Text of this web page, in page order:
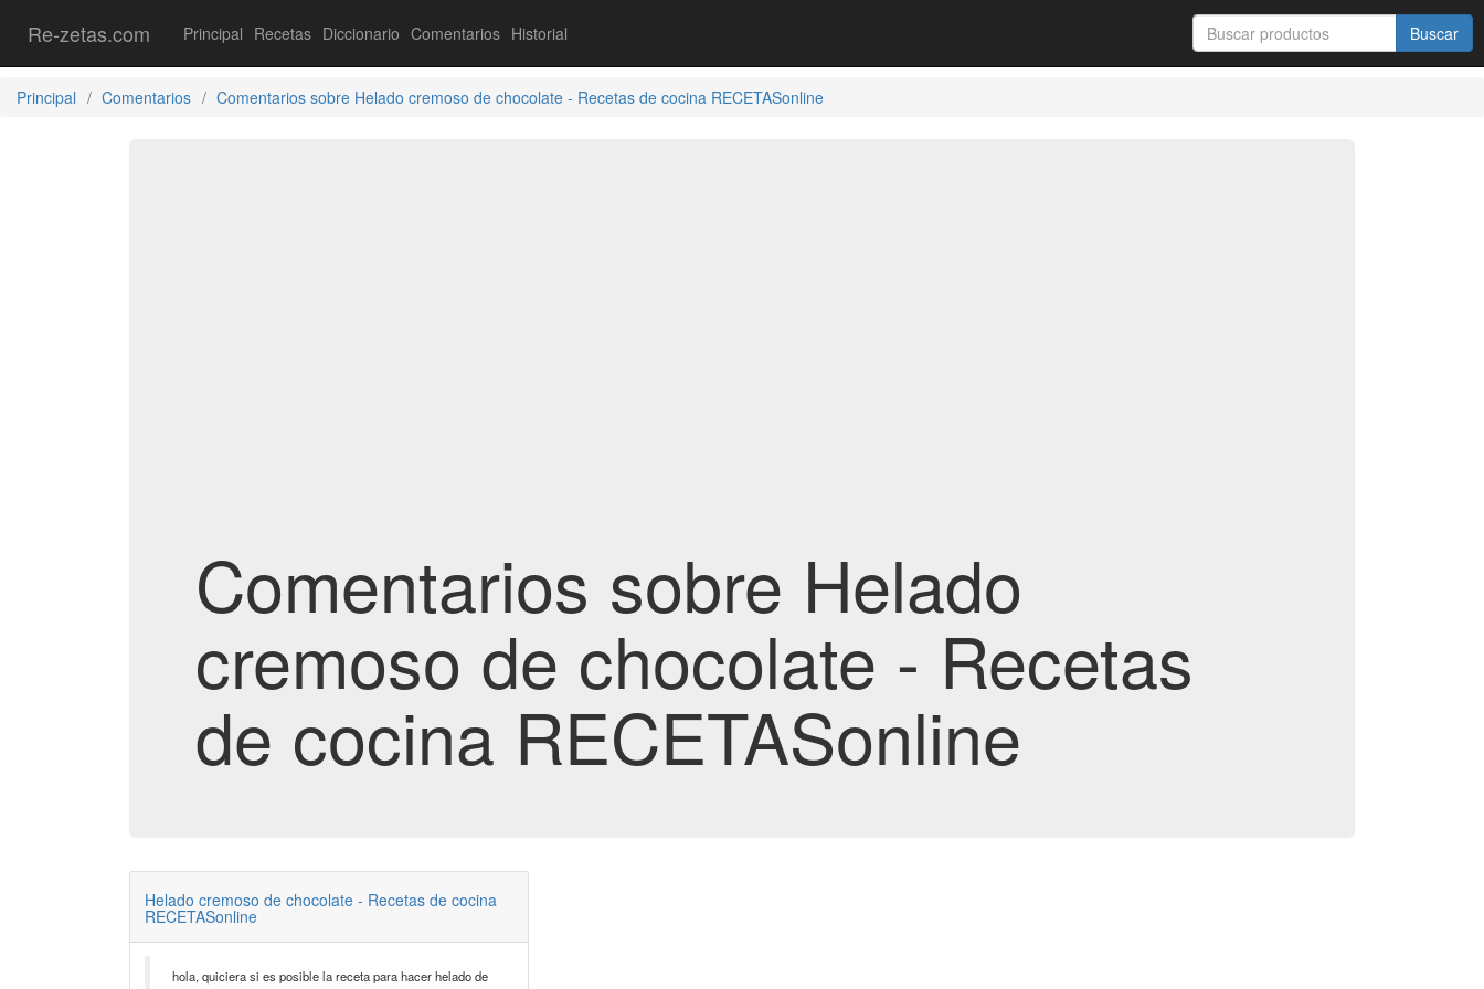
Re-zetas.com Principal Recetas Diccionario Comentarios Historial
Principal Comentarios Comentarios sobre Helado cremoso de chocolate - Recetas de cocina RECETASonline
Comentarios sobre Helado
cremoso de chocolate - Recetas
de cocina RECETASonline
Helado cremoso de chocolate - Recetas de cocina
RECETASonline
hola, quiciera si es posible la receta para hacer helado de